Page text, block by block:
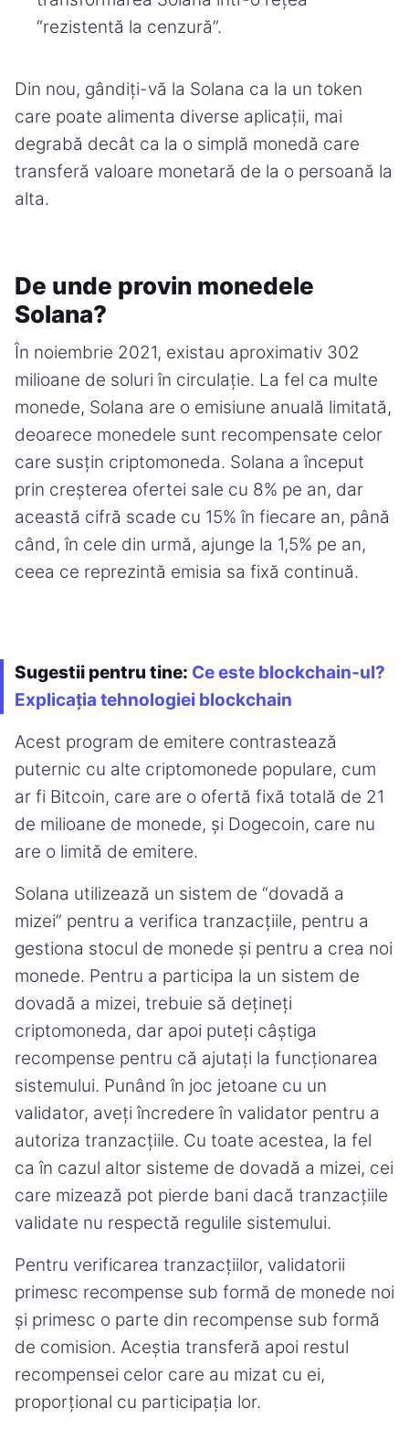
“rezistentă la cenzură”.
Din nou, gândiți-vă la Solana ca la un token
care poate alimenta diverse aplicații, mai
degrabă decât ca la o simplă monedă care
transferă valoare monetară de la o persoană la
alta.
De unde provin monedele
Solana?
În noiembrie 2021, existau aproximativ 302
milioane de soluri în circulație. La fel ca multe
monede, Solana are o emisiune anuală limitată,
deoarece monedele sunt recompensate celor
care susțin criptomoneda. Solana a început
prin creșterea ofertei sale cu 8% pe an, dar
această cifră scade cu 15% în fiecare an, până
când, în cele din urmă, ajunge la 1,5% pe an,
ceea ce reprezintă emisia sa fixă continuă.
Sugestii pentru tine: Ce este blockchain-ul?
Explicația tehnologiei blockchain
Acest program de emitere contrastează
puternic cu alte criptomonede populare, cum
ar fi Bitcoin, care are o ofertă fixă totală de 21
de milioane de monede, și Dogecoin, care nu
are o limită de emitere.
Solana utilizează un sistem de “dovadă a
mizei” pentru a verifica tranzacțiile, pentru a
gestiona stocul de monede și pentru a crea noi
monede. Pentru a participa la un sistem de
dovadă a mizei, trebuie să dețineți
criptomoneda, dar apoi puteți câștiga
recompense pentru că ajutați la funcționarea
sistemului. Punând în joc jetoane cu un
validator, aveți încredere în validator pentru a
autoriza tranzacțiile. Cu toate acestea, la fel
ca în cazul altor sisteme de dovadă a mizei, cei
care mizează pot pierde bani dacă tranzacțiile
validate nu respectă regulile sistemului.
Pentru verificarea tranzacțiilor, validatorii
primesc recompense sub formă de monede noi
și primesc o parte din recompense sub formă
de comision. Aceștia transferă apoi restul
recompensei celor care au mizat cu ei,
proporțional cu participația lor.